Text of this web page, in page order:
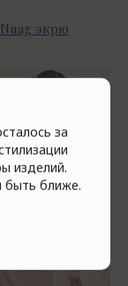
экрю
за
изделий.
быть ближе.